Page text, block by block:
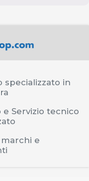
specializzato in
e Servizio tecnico
marchi e